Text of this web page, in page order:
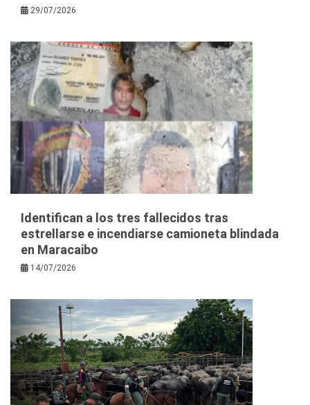
29/07/2026
Identifican a los tres fallecidos tras
estrellarse e incendiarse camioneta blindada
en Maracaibo
14/07/2026